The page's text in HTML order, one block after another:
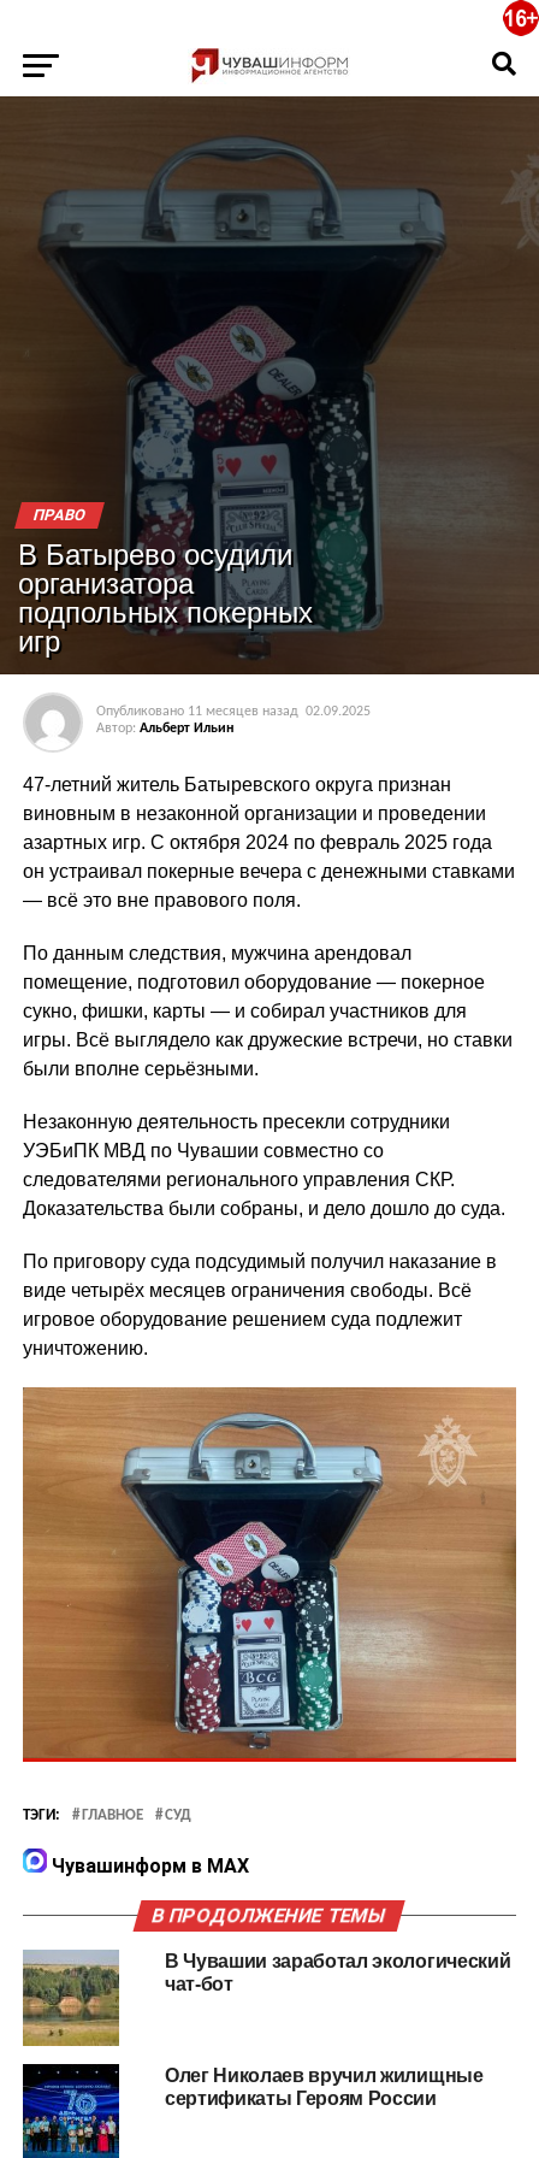
ПРАВО
В Батырево осудили
организатора
подпольных покерных
игр
Опубликовано 11 месяцев назад 02.09.2025
Автор: Альберт Ильин
47-летний житель Батыревского округа признан
виновным в незаконной организации и проведении
азартных игр. С октября 2024 по февраль 2025 года
он устраивал покерные вечера с денежными ставками
— всё это вне правового поля.
По данным следствия, мужчина арендовал
помещение, подготовил оборудование — покерное
сукно, фишки, карты — и собирал участников для
игры. Всё выглядело как дружеские встречи, но ставки
были вполне серьёзными.
Незаконную деятельность пресекли сотрудники
УЭБиПК МВД по Чувашии совместно со
следователями регионального управления СКР.
Доказательства были собраны, и дело дошло до суда.
По приговору суда подсудимый получил наказание в
виде четырёх месяцев ограничения свободы. Всё
игровое оборудование решением суда подлежит
уничтожению.
ТЭГИ: ГЛАВНОЕ СУД
Чувашинформ в MAX
В ПРОДОЛЖЕНИЕ ТЕМЫ
В Чувашии заработал экологический
чат-бот
Олег Николаев вручил жилищные
сертификаты Героям России